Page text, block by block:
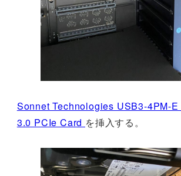
Sonnet Technologies USB3-4PM-
3.0 PCIe Card を挿入する。